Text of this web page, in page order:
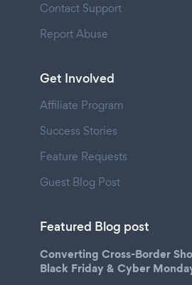
Contact Support
Report Abuse
Get Involved
Affiliate Program
Success Stories
Feature Requests
Guest Blog Post
Featured Blog post
Converting Cross-Border
Black Friday & Cyber